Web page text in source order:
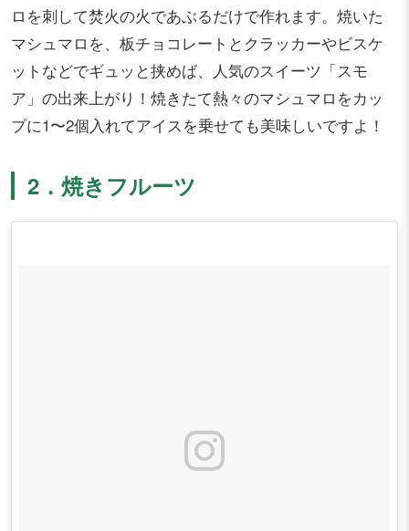
ロを刺して焚火の火であぶるだけで作れます。焼いた
マシュマロを、板チョコレートとクラッカーやビスケ
ットなどでギュッと挟めば、人気のスイーツ「スモ
ア」の出来上がり！焼きたて熱々のマシュマロをカッ
プに1〜2個入れてアイスを乗せても美味しいですよ！
2．焼きフルーツ